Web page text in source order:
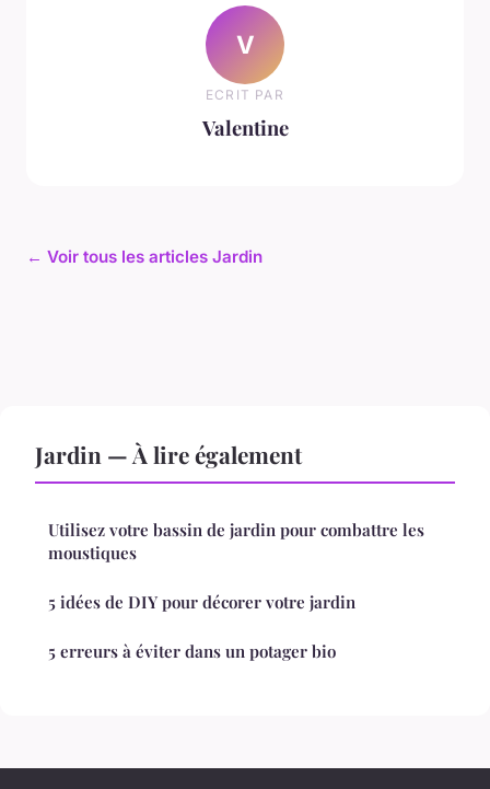
V
ECRIT PAR
Valentine
← Voir tous les articles Jardin
Jardin — À lire également
Utilisez votre bassin de jardin pour combattre les
moustiques
5 idées de DIY pour décorer votre jardin
5 erreurs à éviter dans un potager bio